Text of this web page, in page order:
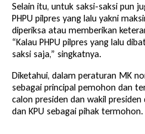
Selain itu, untuk saksi-saksi pun
PHPU pilpres yang lalu yakni
diperiksa atau memberikan
“Kalau PHPU pilpres yang lalu
saksi saja,” singkatnya.
Diketahui, dalam peraturan MK
sebagai principal pemohon dan
calon presiden dan wakil
dan KPU sebagai pihak termohon.